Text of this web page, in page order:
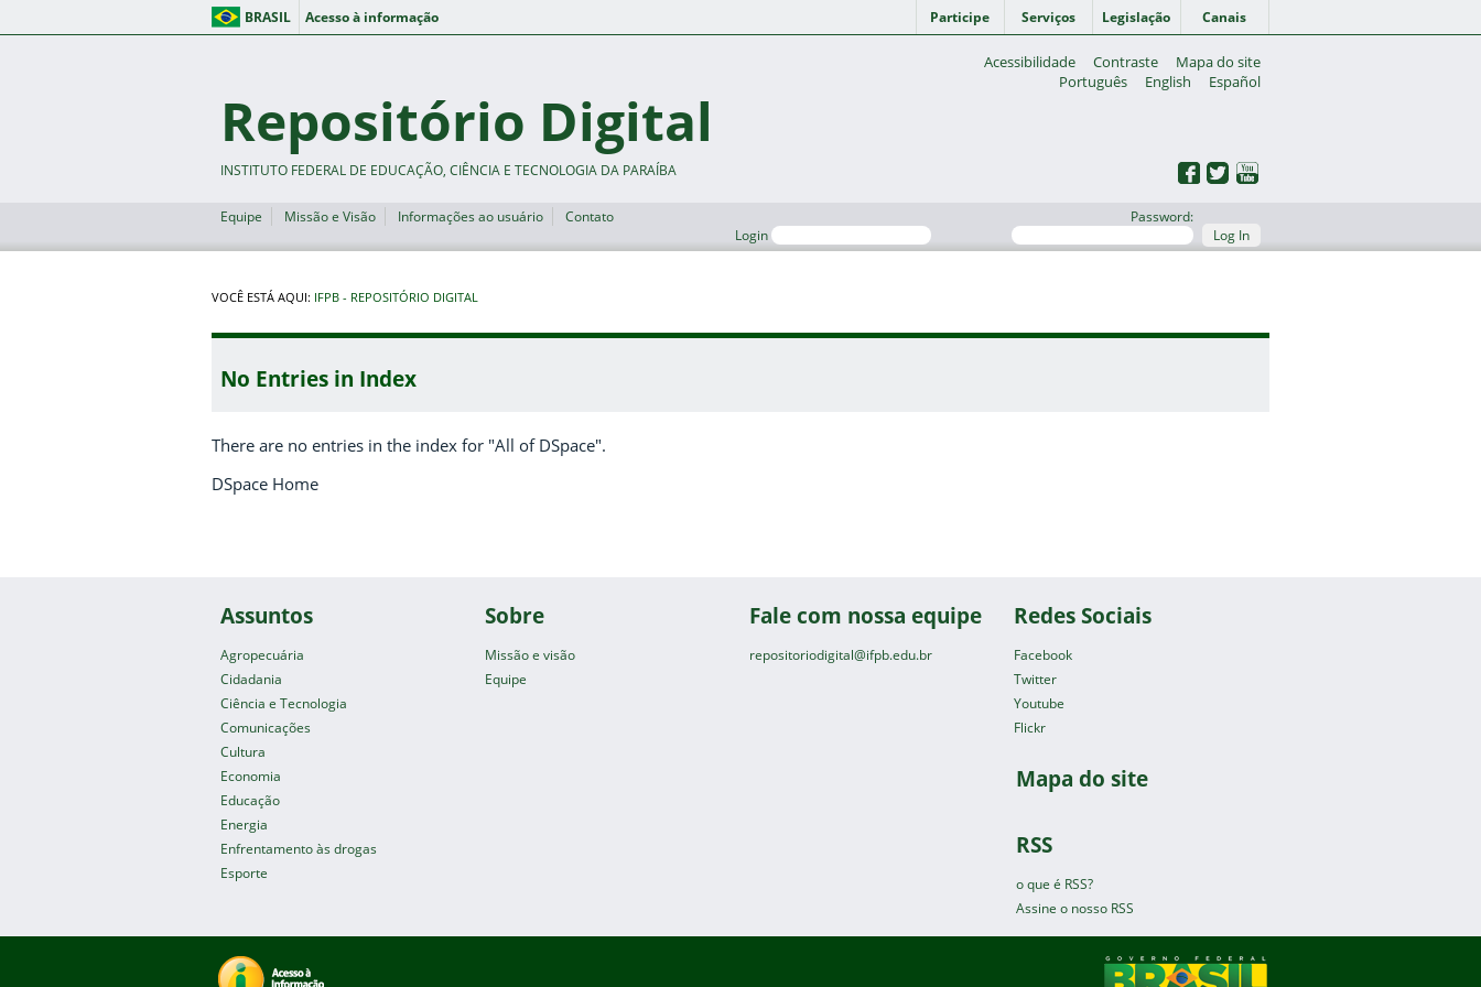
BRASIL Acesso à informação Participe Serviços Legislação Canais
Acessibilidade Contraste
Mapa do site
Português
English Español
Repositório Digital
INSTITUTO FEDERAL DE EDUCAÇÃO, CIÊNCIA E TECNOLOGIA DA PARAÍBA
Equipe Missão e Visão Informações ao usuário
Contato
Login
Password:
Log In
VOCÊ ESTÁ AQUI: IFPB - REPOSITÓRIO DIGITAL
No Entries in Index
There are no entries in the index for "All of DSpace".
DSpace Home
Assuntos
Agropecuária
Cidadania
Ciência e Tecnologia
Comunicações
Cultura
Economia
Educação
Energia
Enfrentamento às drogas
Esporte
Sobre
Missão e visão
Equipe
Fale com nossa equipe
repositoriodigital@ifpb.edu.br
Redes Sociais
Facebook
Twitter
Youtube
Flickr
Mapa do site
RSS
o que é RSS?
Assine o nosso RSS